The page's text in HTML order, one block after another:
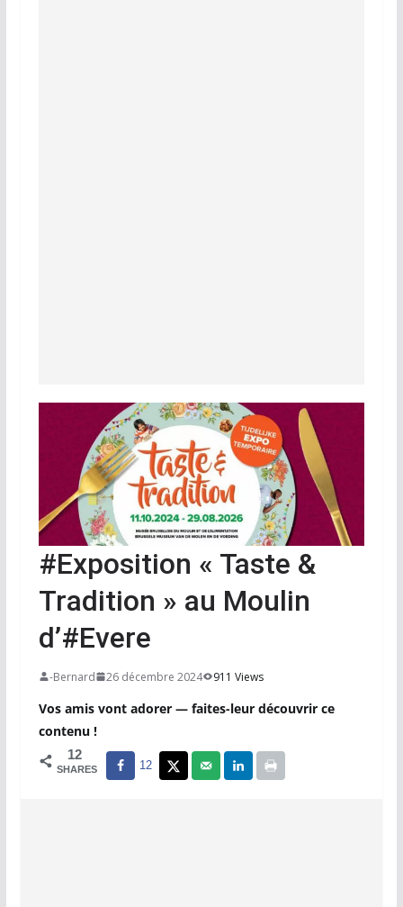
#Exposition « Taste &
Tradition » au Moulin
d’#Evere
-Bernard 26 décembre 2024 911 Views
Vos amis vont adorer — faites-leur découvrir ce
contenu !
12
SHARES 12